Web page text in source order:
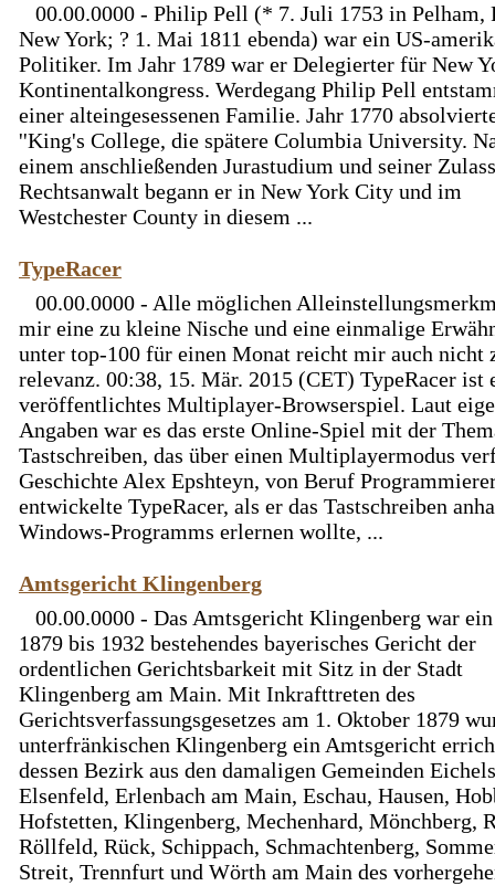
00.00.0000 - Philip Pell (* 7. Juli 1753 in Pelham,
New York; ? 1. Mai 1811 ebenda) war ein US-
Politiker. Im Jahr 1789 war er Delegierter für New
Kontinentalkongress. Werdegang Philip Pell
einer alteingesessenen Familie. Jahr 1770
''King's College, die spätere Columbia University.
einem anschließenden Jurastudium und seiner
Rechtsanwalt begann er in New York City und im
Westchester County in diesem ...
TypeRacer
00.00.0000 - Alle möglichen
mir eine zu kleine Nische und eine einmalige
unter top-100 für einen Monat reicht mir auch nicht
relevanz. 00:38, 15. Mär. 2015 (CET) TypeRacer ist
veröffentlichtes Multiplayer-Browserspiel. Laut
Angaben war es das erste Online-Spiel mit der
Tastschreiben, das über einen Multiplayermodus
Geschichte Alex Epshteyn, von Beruf
entwickelte TypeRacer, als er das Tastschreiben
Windows-Programms erlernen wollte, ...
Amtsgericht Klingenberg
00.00.0000 - Das Amtsgericht Klingenberg war
1879 bis 1932 bestehendes bayerisches Gericht der
ordentlichen Gerichtsbarkeit mit Sitz in der Stadt
Klingenberg am Main. Mit Inkrafttreten des
Gerichtsverfassungsgesetzes am 1. Oktober 1879
unterfränkischen Klingenberg ein Amtsgericht
dessen Bezirk aus den damaligen Gemeinden
Elsenfeld, Erlenbach am Main, Eschau, Hausen,
Hofstetten, Klingenberg, Mechenhard, Mönchberg,
Röllfeld, Rück, Schippach, Schmachtenberg,
Streit, Trennfurt und Wörth am Main des